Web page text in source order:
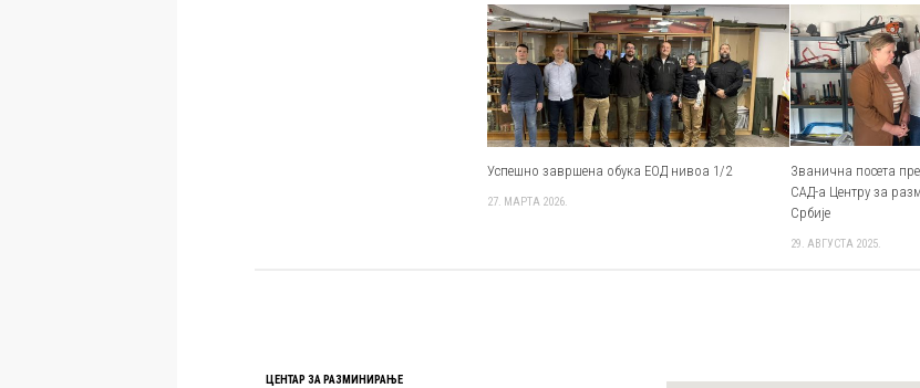
Успешно завршена обука ЕОД нивоа 1/2
27. МАРТА 2026.
Званична посета
САД-а Центру за
Србије
29. АВГУСТА 2025.
ЦЕНТАР ЗА РАЗМИНИРАЊЕ